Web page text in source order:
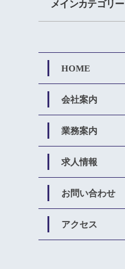
メインカテゴリー
HOME
会社案内
業務案内
求人情報
お問い合わせ
アクセス